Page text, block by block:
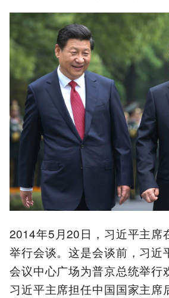
2014年5月20日，习近平主席
举行会谈。这是会谈前，习近
会议中心广场为普京总统举行
习近平主席担任中国国家主席